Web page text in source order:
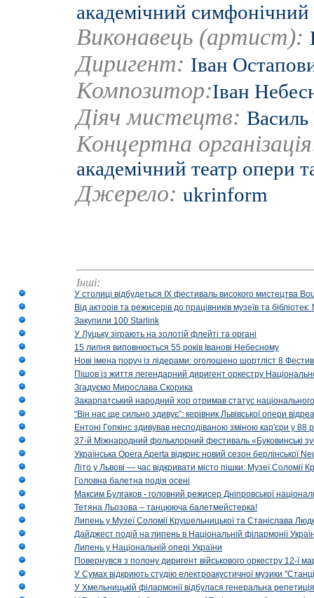
академічний симфонічний
Виконавець (артист):
Диригент: Іван
Композитор:Іван
Діяч мистецтв:
Концертна
академічний театр опери
Джерело: ukrinform
Інші:
У столиці відбудеться IX фестиваль високого мистецтва
Від акторів та режисерів до працівників музеїв та
Закупили 100 Starlink
У Луцьку зіграють на золотій флейті та органі
15 липня виповнюється 55 років Іванові Небесному
Нові імена поруч із лідерами: оголошено шортліст 8
Пішов із життя легендарний диригент оркестру
Згадуємо Мирослава Скорика
Закарпатський народний хор отримав статус національного
“Він нас ще сильно здивує”: керівник Львівської опери
Ентоні Гопкінс здивував несподіваною зміною кар'єри у 88
37-й Міжнародний фольклорний фестиваль «Буковинські
Українська Opera Aperta відкриє новий сезон берлінської
Літо у Львові — час відкривати місто пішки: Музеї Соломії
Головна балетна подія осені
Максим Булгаков - головний режисер Дніпровської
Тетяна Льозова – танцююча балетмейстерка!
Липень у Музеї Соломії Крушельницької та Станіслава
Дайджест подій на липень в Національній філармонії
Липень у Національній опері України
Повернувся з полону диригент військового оркестру 12-ї
У Сумах відкриють студію електроакустичної музики
У Хмельницькій філармонії відбулася генеральна